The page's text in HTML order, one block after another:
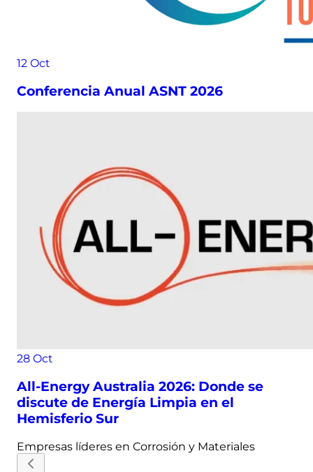
12 Oct
Conferencia Anual ASNT 2026
28 Oct
All-Energy Australia 2026: Donde se
discute de Energía Limpia en el
Hemisferio Sur
Empresas líderes en Corrosión y Materiales